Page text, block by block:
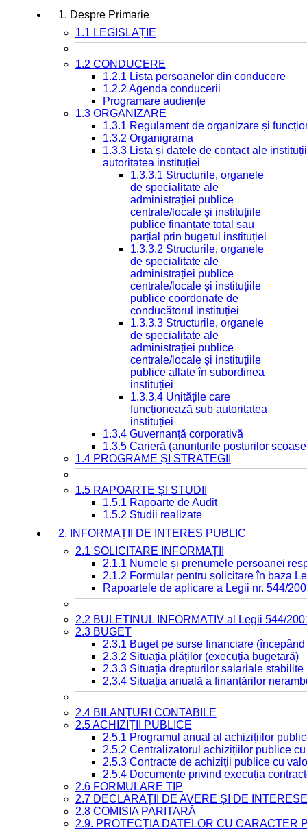
1. Despre Primarie
1.1 LEGISLAȚIE
1.2 CONDUCERE
1.2.1 Lista persoanelor din conducere
1.2.2 Agenda conducerii
Programare audiențe
1.3 ORGANIZARE
1.3.1 Regulament de organizare și
1.3.2 Organigrama
1.3.3 Lista și datele de contact ale
autoritatea instituției
1.3.3.1 Structurile, organele
de specialitate ale
administrației publice
centrale/locale și instituțiile
publice finanțate total sau
parțial prin bugetul instituției
1.3.3.2 Structurile, organele
de specialitate ale
administrației publice
centrale/locale și instituțiile
publice coordonate de
conducătorul instituției
1.3.3.3 Structurile, organele
de specialitate ale
administrației publice
centrale/locale și instituțiile
publice aflate în subordinea
instituției
1.3.3.4 Unitățile care
funcționează sub autoritatea
instituției
1.3.4 Guvernanță corporativă
1.3.5 Carieră (anunțurile posturilor
1.4 PROGRAME ȘI STRATEGII
1.5 RAPOARTE ȘI STUDII
1.5.1 Rapoarte de Audit
1.5.2 Studii realizate
2. INFORMAȚII DE INTERES PUBLIC
2.1 SOLICITARE INFORMAȚII
2.1.1 Numele și prenumele persoanei
2.1.2 Formular pentru solicitare în baza
Rapoartele de aplicare a Legii nr. 544/
2.2 BULETINUL INFORMATIV al Legii 544/
2.3 BUGET
2.3.1 Buget pe surse financiare
2.3.2 Situația plăților (execuția bugetară)
2.3.3 Situația drepturilor salariale
2.3.4 Situația anuală a finanțărilor
2.4 BILANȚURI CONTABILE
2.5 ACHIZIȚII PUBLICE
2.5.1 Programul anual al achizițiilor
2.5.2 Centralizatorul achizițiilor publice
2.5.3 Contracte de achiziții publice cu
2.5.4 Documente privind execuția
2.6 FORMULARE TIP
2.7 DECLARAȚII DE AVERE ȘI DE INTERESE
2.8 COMISIA PARITARĂ
2.9. PROTECȚIA DATELOR CU CARACTER